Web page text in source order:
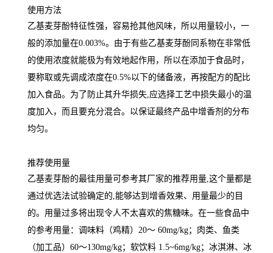
使用方法
乙基麦芽酚特征性强，容易抢其他风味，所以用量较小，一
般的添加量在0.003%。由于有些乙基麦芽酚同系物在非常低
的使用浓度就能极为有效地起作用，所以在添加于食品时，
要称取或先调成浓度在0.5%以下的储备液，再按配方的配比
加入食品。为了防止其升华损失,应选择工艺中损失最小的温
度加入，而且要充分混合。以保证最终产品中增香剂的分布
均匀。
推荐使用量
乙基麦芽酚的最徍用量可参考其厂家的推荐用量,这个量都是
通过优选法试验确定的,能够达到增香效果、用量最少的目
的。用量过多将出现令人不太喜欢的焦糖味。在一些食品中
的参考用量：调味料（鸡精）20～ 60mg/kg；肉类、鱼类
（加工品）60～130mg/kg；软饮料 1.5~6mg/kg；冰淇淋、冰